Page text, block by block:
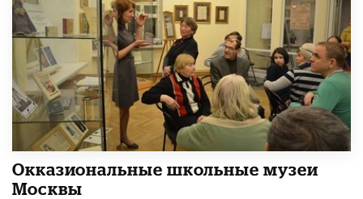
​Окказиональные школьные музеи
Москвы